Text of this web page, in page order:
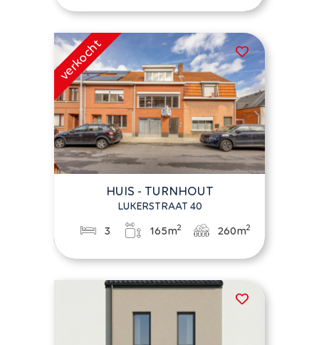
HUIS - TURNHOUT
LUKERSTRAAT 40
3 165m2 260m2